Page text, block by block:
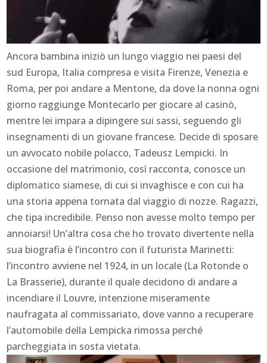
Ancora bambina iniziò un lungo viaggio nei paesi del
sud Europa, Italia compresa e visita Firenze, Venezia e
Roma, per poi andare a Mentone, da dove la nonna ogni
giorno raggiunge Montecarlo per giocare al casinò,
mentre lei impara a dipingere sui sassi, seguendo gli
insegnamenti di un giovane francese. Decide di sposare
un avvocato nobile polacco, Tadeusz Lempicki. In
occasione del matrimonio, così racconta, conosce un
diplomatico siamese, di cui si invaghisce e con cui ha
una storia appena tornata dal viaggio di nozze. Ragazzi,
che tipa incredibile. Penso non avesse molto tempo per
annoiarsi! Un’altra cosa che ho trovato divertente nella
sua biografia è l’incontro con il futurista Marinetti:
l’incontro avviene nel 1924, in un locale (La Rotonde o
La Brasserie), durante il quale decidono di andare a
incendiare il Louvre, intenzione miseramente
naufragata al commissariato, dove vanno a recuperare
l’automobile della Lempicka rimossa perché
parcheggiata in sosta vietata.